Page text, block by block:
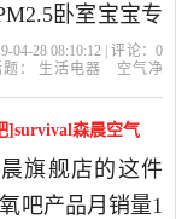
卧室宝宝专
除菌是2019年
性价比很高的
氧吧，由广东 广
04-28 08:10:12 | 评论： 0
： 生活电器
空气净
]survival森晨空气
旗舰店的这件
吧产品月销量1